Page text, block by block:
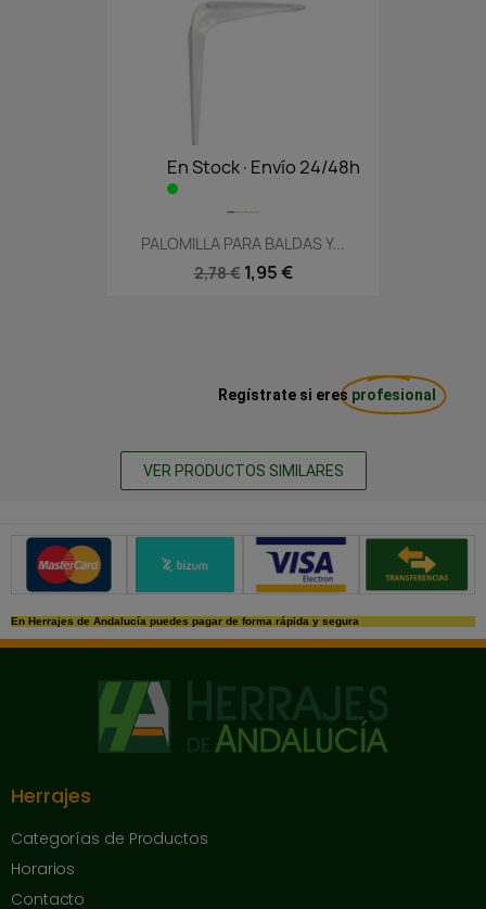
En Stock·Envío 24/48h
PALOMILLA PARA BALDAS Y...
2,78 € 1,95 €
Regístrate si eres profesional
VER PRODUCTOS SIMILARES
Métodos de pago seguros
En Herrajes de Andalucía puedes pagar de forma rápida y segura
Herrajes
Categorías de Productos
Horarios
Contacto